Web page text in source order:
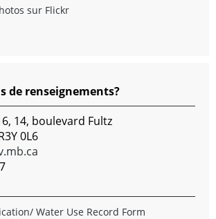
sur Flickr
de renseignements?
14, boulevard Fultz
0L6
Water Use Record Form